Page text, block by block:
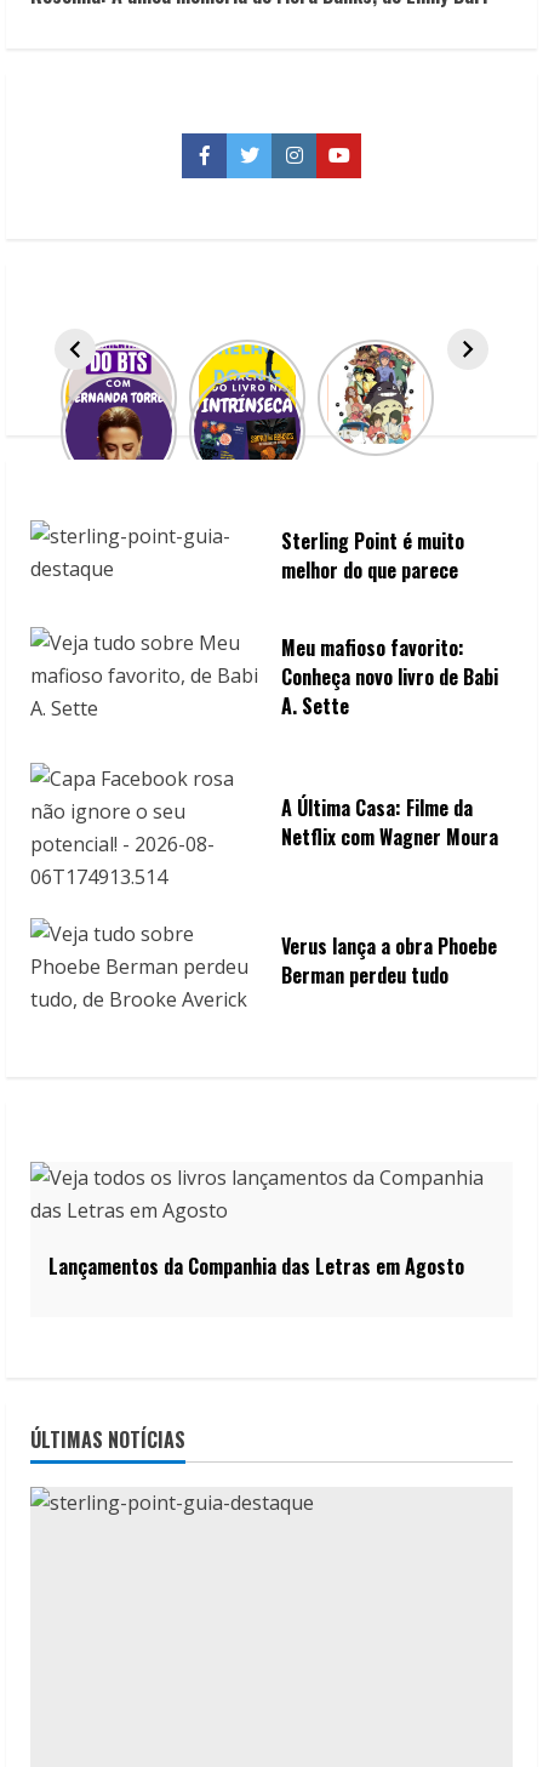
n
g
Facebook
TwitterInstagramYouTube
Sterling Point é muito
melhor do que parece
Meu mafioso favorito:
Conheça novo livro de Babi
A. Sette
A Última Casa: Filme da
Netflix com Wagner Moura
Verus lança a obra Phoebe
Berman perdeu tudo
Lançamentos da Companhia das Letras em Agosto
ÚLTIMAS NOTÍCIAS